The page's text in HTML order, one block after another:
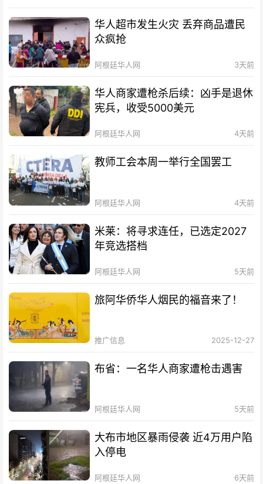
华人超市发生火灾 丢弃商品遭民
众疯抢
阿根廷华人网 3天前
华人商家遭枪杀后续：凶手是退休
宪兵，收受5000美元
阿根廷华人网 4天前
教师工会本周一举行全国罢工
阿根廷华人网 4天前
米莱：将寻求连任，已选定2027
年竞选搭档
阿根廷华人网 5天前
旅阿华侨华人烟民的福音来了！
推广信息 2025-12-27
布省：一名华人商家遭枪击遇害
阿根廷华人网 5天前
大布市地区暴雨侵袭 近4万用户陷
入停电
阿根廷华人网 6天前